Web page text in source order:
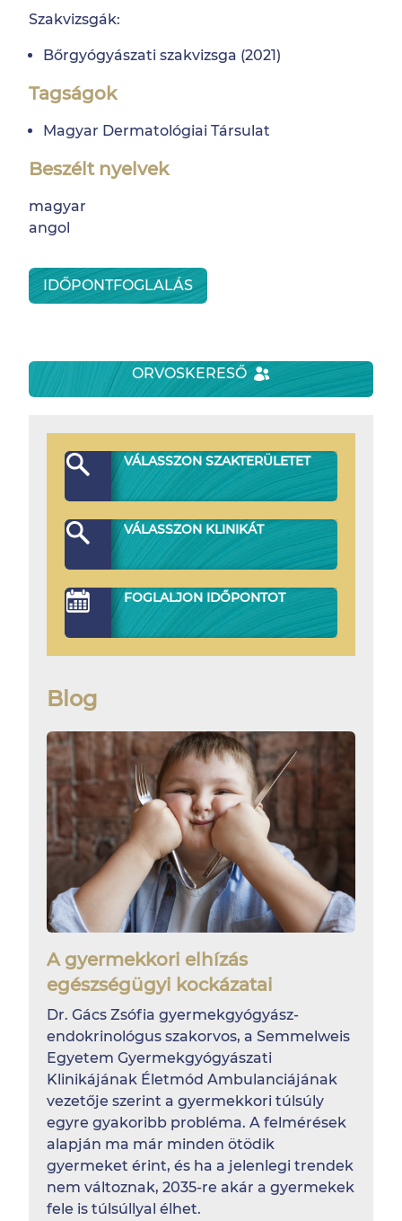
Szakvizsgák:
Bőrgyógyászati szakvizsga (2021)
Tagságok
Magyar Dermatológiai Társulat
Beszélt nyelvek
magyar
angol
IDŐPONTFOGLALÁS
ORVOSKERESŐ
VÁLASSZON SZAKTERÜLETET
VÁLASSZON KLINIKÁT
FOGLALJON IDŐPONTOT
Blog
A gyermekkori elhízás
egészségügyi kockázatai
Dr. Gács Zsófia gyermekgyógyász-
endokrinológus szakorvos, a Semmelweis
Egyetem Gyermekgyógyászati
Klinikájának Életmód Ambulanciájának
vezetője szerint a gyermekkori túlsúly
egyre gyakoribb probléma. A felmérések
alapján ma már minden ötödik
gyermeket érint, és ha a jelenlegi trendek
nem változnak, 2035-re akár a gyermekek
fele is túlsúllyal élhet.